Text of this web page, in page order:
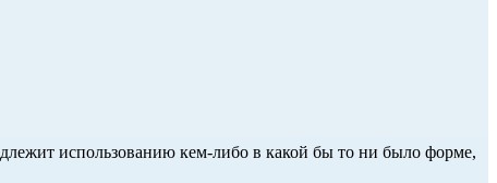
использованию кем-либо в какой бы то ни было форме,